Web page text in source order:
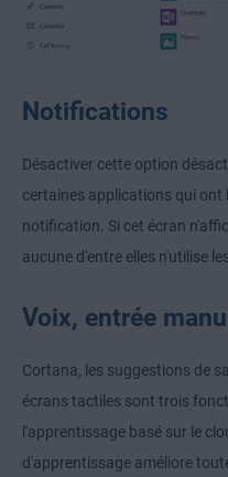
Notifications
Désactiver cette option
certaines applications qui
notification. Si cet écran
aucune d'entre elles n'utilise
Voix, entrée
Cortana, les suggestions de
écrans tactiles sont trois
l'apprentissage basé sur le
d'apprentissage améliore